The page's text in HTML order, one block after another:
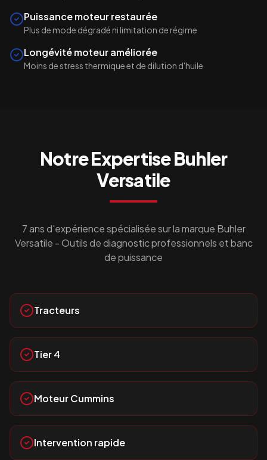
Puissance moteur restaurée
Plus de mode dégradé ni limitation de régime
Longévité moteur améliorée
Moins de stress thermique et de dilution d'huile
Notre ExpertiseBuhler
Versatile
7 ans d'expérience spécialisée sur la marque Buhler
Versatile - Outils de diagnostic professionnels et banc
de puissance
Tracteurs
Tier 4
Moteur Cummins
Intervention rapide